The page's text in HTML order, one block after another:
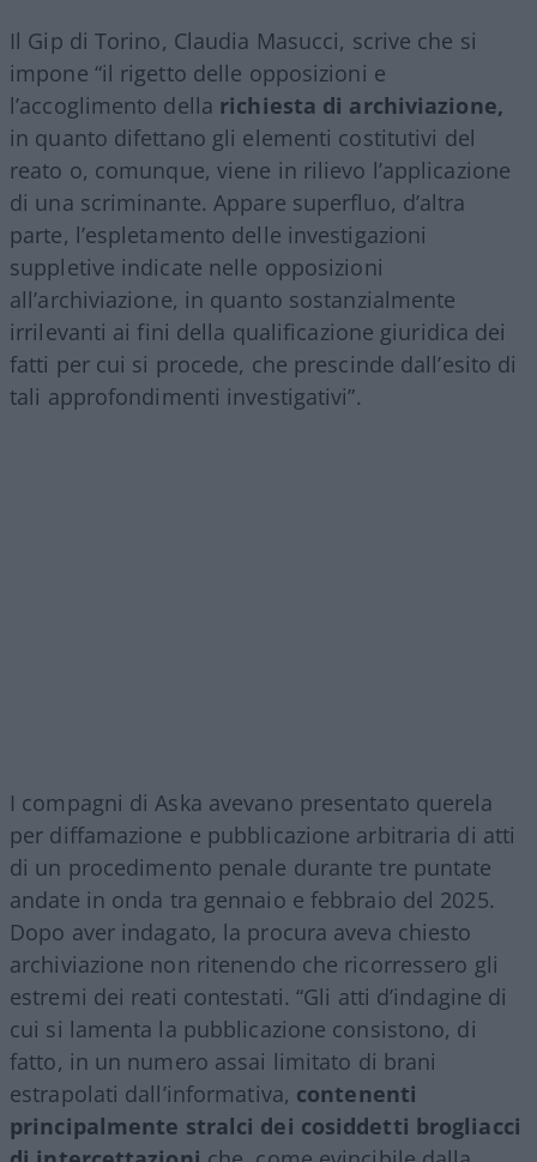
Il Gip di Torino, Claudia Masucci, scrive che si
impone “il rigetto delle opposizioni e
l’accoglimento della richiesta di archiviazione,
in quanto difettano gli elementi costitutivi del
reato o, comunque, viene in rilievo l’applicazione
di una scriminante. Appare superfluo, d’altra
parte, l’espletamento delle investigazioni
suppletive indicate nelle opposizioni
all’archiviazione, in quanto sostanzialmente
irrilevanti ai fini della qualificazione giuridica dei
fatti per cui si procede, che prescinde dall’esito di
tali approfondimenti investigativi”.
I compagni di Aska avevano presentato querela
per diffamazione e pubblicazione arbitraria di atti
di un procedimento penale durante tre puntate
andate in onda tra gennaio e febbraio del 2025.
Dopo aver indagato, la procura aveva chiesto
archiviazione non ritenendo che ricorressero gli
estremi dei reati contestati. “Gli atti d’indagine di
cui si lamenta la pubblicazione consistono, di
fatto, in un numero assai limitato di brani
estrapolati dall’informativa, contenenti
principalmente stralci dei cosiddetti brogliacci